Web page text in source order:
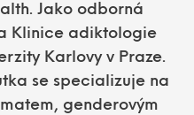
Jako odborná
Klinice adiktologie
Karlovy v Praze.
se specializuje na
genderovým